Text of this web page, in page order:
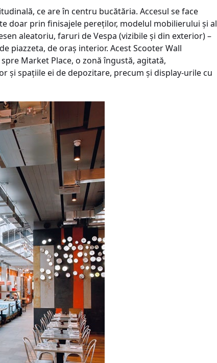
ce are în centru bucătăria. Accesul se face
doar prin finisajele pereţilor, modelul mobilierului şi al
aleatoriu, faruri de Vespa (vizibile şi din exterior) –
piazzeta, de oraş interior. Acest Scooter Wall
Market Place, o zonă îngustă, agitată,
şi spaţiile ei de depozitare, precum şi display-urile cu